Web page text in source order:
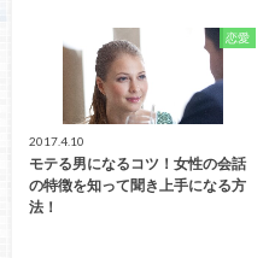
恋愛
2017.4.10
モテる男になるコツ！女性の会話
の特徴を知って聞き上手になる方
法！